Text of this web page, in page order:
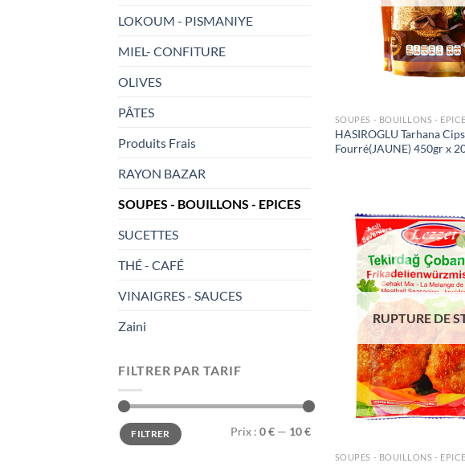
LOKOUM - PISMANIYE
MIEL- CONFITURE
OLIVES
PÂTES
Produits Frais
RAYON BAZAR
SOUPES - BOUILLONS - EPICES
SUCETTES
THÉ - CAFÉ
VINAIGRES - SAUCES
Zaini
FILTRER PAR TARIF
Prix
min
Prix
maxFILTRER Prix : 0 € — 10 €
SOUPES - BOUILLONS -
HASIROGLU Tarhana Cips
Fourré(JAUNE) 450gr x
RUPTURE DE
SOUPES - BOUILLONS -